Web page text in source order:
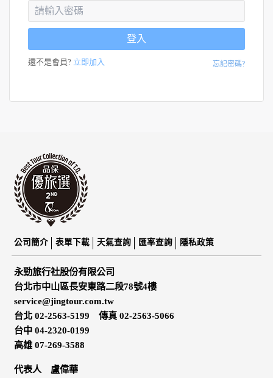
登入
還不是會員? 立即加入 忘記密碼?
公司簡介 表單下載 天氣查詢 匯率查詢 隱私政策
永勁旅行社股份有限公司
台北市中山區長安東路二段78號4樓
service@jingtour.com.tw
台北 02-2563-5199 傳真 02-2563-5066
台中 04-2320-0199
高雄 07-269-3588
代表人 盧偉華